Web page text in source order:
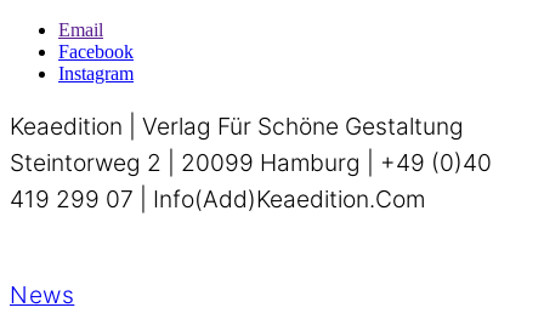
Email
Facebook
Instagram
Keaedition | Verlag Für Schöne Gestaltung
Steintorweg 2 | 20099 Hamburg | +49 (0)40
419 299 07 | Info(add)keaedition.com
News